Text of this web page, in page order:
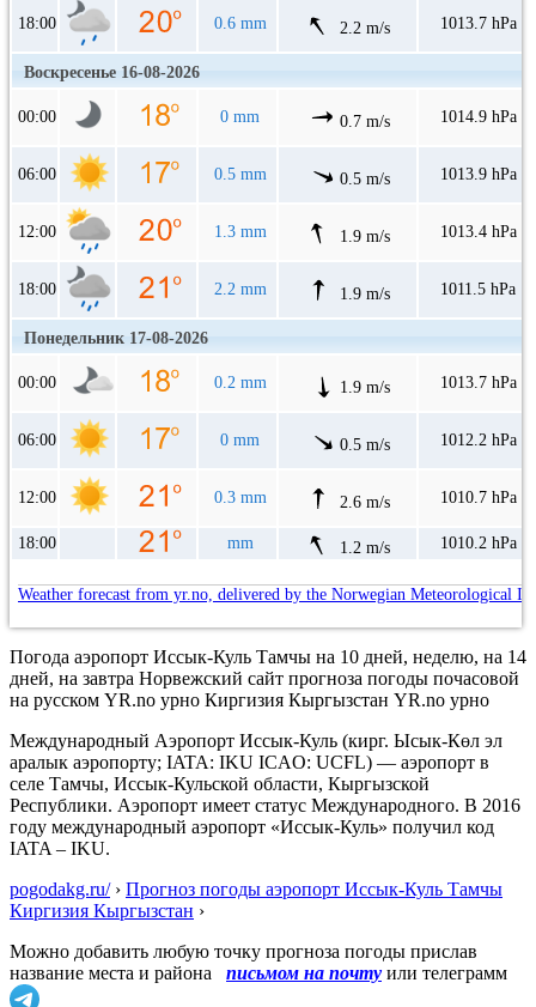
18:00 0.6 mm 2.2 m/s 1013.7 hPa
Воскресенье 16-08-2026
00:00 0 mm 0.7 m/s 1014.9 hPa
06:00 0.5 mm 0.5 m/s 1013.9 hPa
12:00 1.3 mm 1.9 m/s 1013.4 hPa
18:00 2.2 mm 1.9 m/s 1011.5 hPa
Понедельник 17-08-2026
00:00 0.2 mm 1.9 m/s 1013.7 hPa
06:00 0 mm 0.5 m/s 1012.2 hPa
12:00 0.3 mm 2.6 m/s 1010.7 hPa
18:00 mm 1.2 m/s 1010.2 hPa
Weather forecast from yr.no, delivered by the Norwegian Meteorological
Погода аэропорт Иссык-Куль Тамчы на 10 дней, неделю, на 14
дней, на завтра Норвежский сайт прогноза погоды почасовой
на русском YR.no урно Киргизия Кыргызстан YR.no урно
Международный Аэропорт Иссык-Куль (кирг. Ысык-Көл эл
аралык аэропорту; IATA: IKU ICAO: UCFL) — аэропорт в
селе Тамчы, Иссык-Кульской области, Кыргызской
Республики. Аэропорт имеет статус Международного. В 2016
году международный аэропорт «Иссык-Куль» получил код
IATA – IKU.
pogodakg.ru/› Прогноз погоды аэропорт Иссык-Куль Тамчы
Киргизия Кыргызстан ›
Можно добавить любую точку прогноза погоды прислав
название места и района
письмом на почту или телеграмм